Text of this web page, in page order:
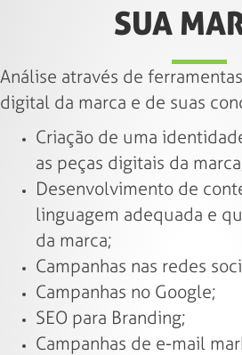
SUA
Análise através de
digital da marca e de suas
Criação de uma
as peças digitais da
Desenvolvimento de
linguagem adequada e
da marca;
Campanhas nas redes
Campanhas no Google;
SEO para Branding;
Campanhas de e-mail